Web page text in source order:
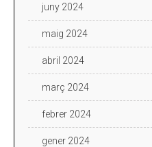
juny 2024
maig 2024
abril 2024
març 2024
febrer 2024
gener 2024